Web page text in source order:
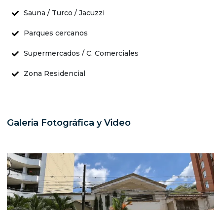
Sauna / Turco / Jacuzzi
Parques cercanos
Supermercados / C. Comerciales
Zona Residencial
Galeria Fotográfica y Video